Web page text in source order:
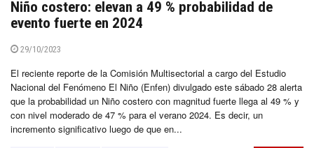
Niño costero: elevan a 49 % probabilidad de
evento fuerte en 2024
29/10/2023
El reciente reporte de la Comisión Multisectorial a cargo del Estudio
Nacional del Fenómeno El Niño (Enfen) divulgado este sábado 28 alerta
que la probabilidad un Niño costero con magnitud fuerte llega al 49 % y
con nivel moderado de 47 % para el verano 2024. Es decir, un
incremento significativo luego de que en...